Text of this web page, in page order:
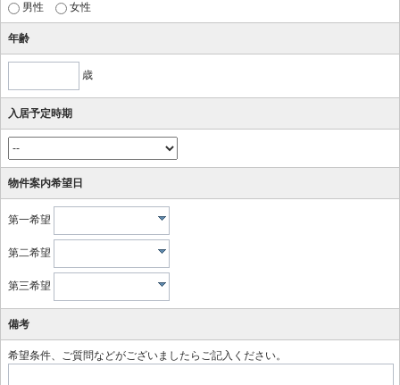
男性 女性
年齢
歳
入居予定時期
物件案内希望日
第一希望
第二希望
第三希望
備考
希望条件、ご質問などがございましたらご記入ください。